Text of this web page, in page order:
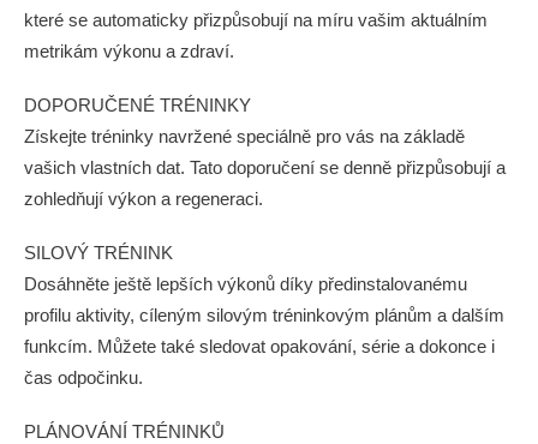
které se automaticky přizpůsobují na míru vašim aktuálním
metrikám výkonu a zdraví.
DOPORUČENÉ TRÉNINKY
Získejte tréninky navržené speciálně pro vás na základě
vašich vlastních dat. Tato doporučení se denně přizpůsobují a
zohledňují výkon a regeneraci.
SILOVÝ TRÉNINK
Dosáhněte ještě lepších výkonů díky předinstalovanému
profilu aktivity, cíleným silovým tréninkovým plánům a dalším
funkcím. Můžete také sledovat opakování, série a dokonce i
čas odpočinku.
PLÁNOVÁNÍ TRÉNINKŮ